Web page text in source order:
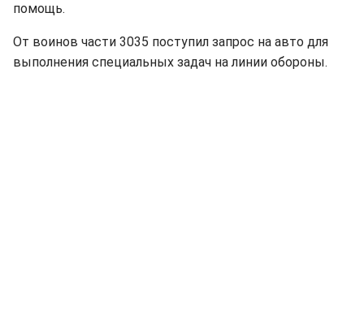
помощь.
От воинов части 3035 поступил запрос на авто для
выполнения специальных задач на линии обороны.